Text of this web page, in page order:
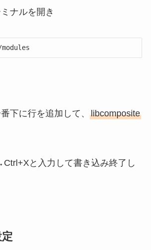
ナルを開き
下に行を追加して、 libcomposite
と入力して書き込み終了し